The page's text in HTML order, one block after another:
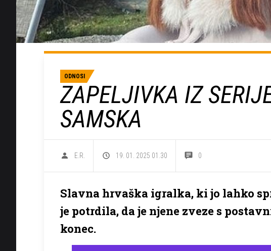
ODNOSI
ZAPELJIVKA IZ
SAMSKA
E.R. 19. 01. 2025 01.30 0
Slavna hrvaška igralka, ki jo lahko
je potrdila, da je njene zveze s
konec.